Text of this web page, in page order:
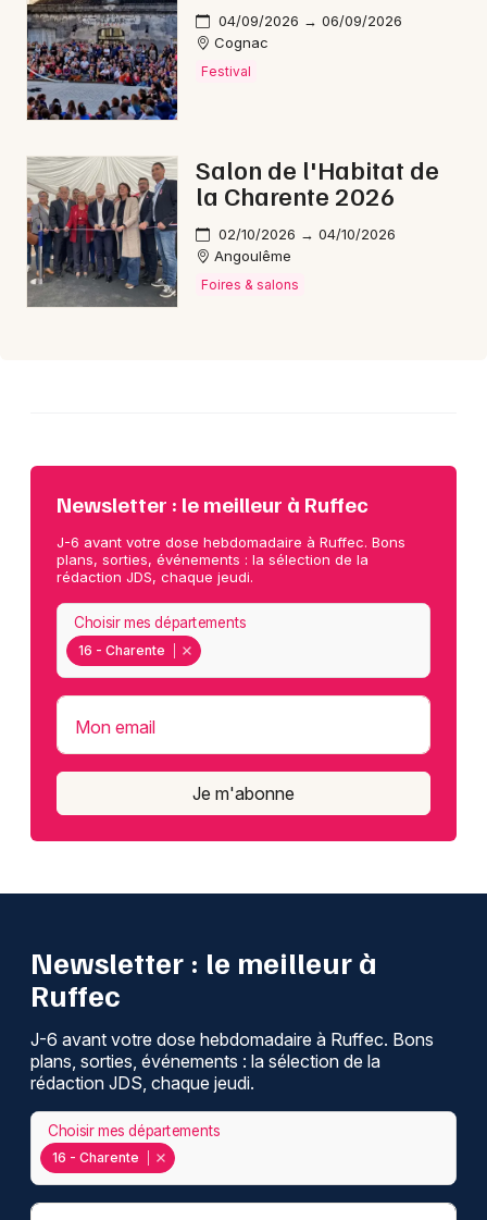
16 - Charente
Choisir mes départements
Mon email
04/09/2026 → 06/09/2026
Cognac
Festival
Salon de l'Habitat de
la Charente 2026
02/10/2026 → 04/10/2026
Angoulême
Foires & salons
Newsletter : le meilleur à Ruffec
J-6 avant votre dose hebdomadaire à Ruffec. Bons
plans, sorties, événements : la sélection de la
rédaction JDS, chaque jeudi.
16 - Charente
Choisir mes départements
Mon email
Je m'abonne
Newsletter : le meilleur à
Ruffec
J-6 avant votre dose hebdomadaire à Ruffec. Bons
plans, sorties, événements : la sélection de la
rédaction JDS, chaque jeudi.
16 - Charente
Choisir mes départements